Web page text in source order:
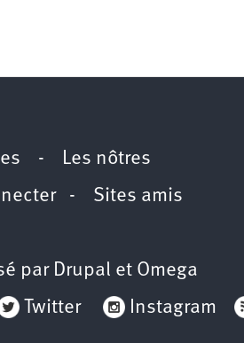
- Les nôtres
- Sites amis
par Drupal et Omega
Twitter Instagram